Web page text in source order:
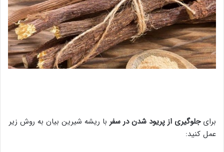
برایجلوگیری از پریود شدن در سفر با ریشه شیرین بیان به روش زیر
عمل کنید: